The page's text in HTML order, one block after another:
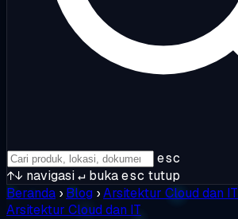
esc
↑↓ navigasi↵ bukaesc tutup
Beranda › Blog ›Arsitektur Cloud dan IT
Arsitektur Cloud dan IT